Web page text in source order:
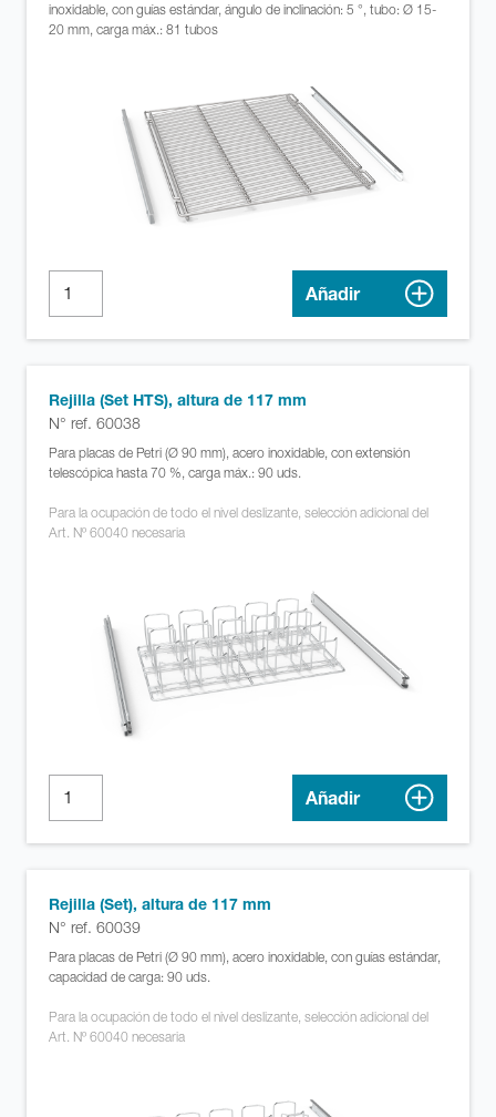
inoxidable, con guías estándar, ángulo de inclinación: 5 °, tubo: Ø 15-
20 mm, carga máx.: 81 tubos
Añadir
Rejilla (Set HTS), altura de 117 mm
N° ref. 60038
Para placas de Petri (Ø 90 mm), acero inoxidable, con extensión
telescópica hasta 70 %, carga máx.: 90 uds.
Para la ocupación de todo el nivel deslizante, selección adicional del
Art. Nº 60040 necesaria
Añadir
Rejilla (Set), altura de 117 mm
N° ref. 60039
Para placas de Petri (Ø 90 mm), acero inoxidable, con guías estándar,
capacidad de carga: 90 uds.
Para la ocupación de todo el nivel deslizante, selección adicional del
Art. Nº 60040 necesaria